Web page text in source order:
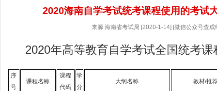
2020海南自学考试统考课程使用的考试
来源:海南省考试局 [2020-1-14] [微信公众号查成
2020年高等教育自学考试全国统考
序
号
课程名称
课程
代码
学
分
大纲名称 教材/推